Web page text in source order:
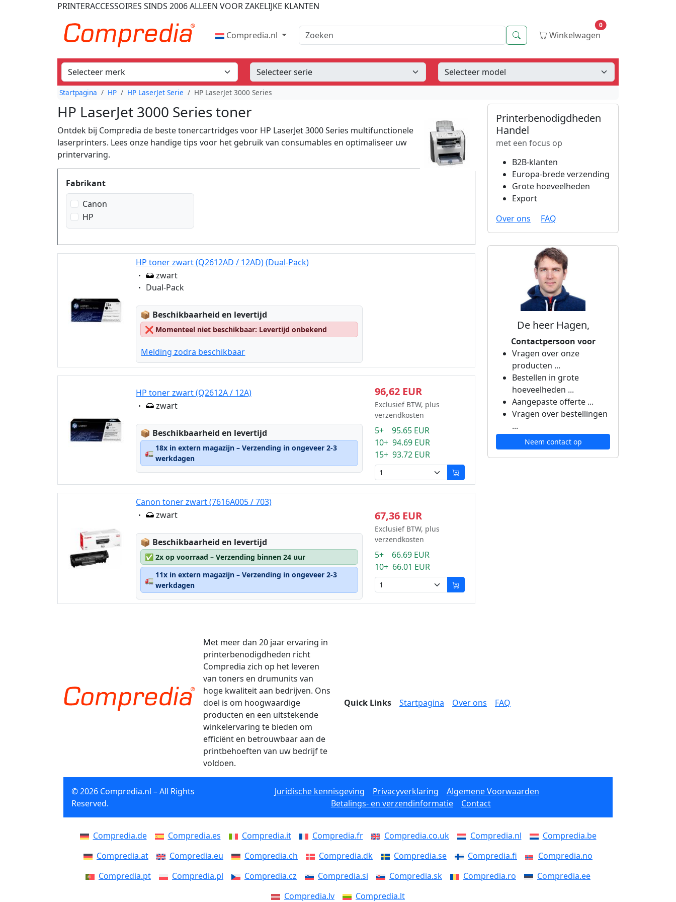
PRINTERACCESSOIRES SINDS 2006ALLEEN VOOR ZAKELIJKE KLANTEN
Compredia.nl Zoeken Zoeken Winkelwagen
0
Startpagina HP HP LaserJet Serie HP LaserJet 3000 Series
HP LaserJet 3000 Series toner
Ontdek bij Compredia de beste tonercartridges voor HP LaserJet 3000 Series multifunctionele
laserprinters. Lees onze handige tips voor het gebruik van consumables en optimaliseer uw
printervaring.
Produktfilter
Fabrikant
Canon
HP
HP toner zwart (Q2612AD / 12AD) (Dual-Pack)
Eigenschaft:
zwart
Eigenschaft:
Dual-Pack
📦 Lagerstatus:
Beschikbaarheid en levertijd
❌ Momenteel niet beschikbaar: Levertijd onbekend
Melding zodra beschikbaar
HP toner zwart (Q2612A / 12A)
Eigenschaft:
zwart
📦 Lagerstatus:
Beschikbaarheid en levertijd
🚛
18x in extern magazijn – Verzending in ongeveer 2-3
werkdagen
96,62 EUR
Exclusief BTW, plus
verzendkosten
5+ 95.65 EUR
10+ 94.69 EUR
15+ 93.72 EUR
Canon toner zwart (7616A005 / 703)
Eigenschaft:
zwart
📦 Lagerstatus:
Beschikbaarheid en levertijd
✅ 2x op voorraad – Verzending binnen 24 uur
🚛
11x in extern magazijn – Verzending in ongeveer 2-3
werkdagen
67,36 EUR
Exclusief BTW, plus
verzendkosten
5+ 66.69 EUR
10+ 66.01 EUR
Printerbenodigdheden
Handel
met een focus op
B2B-klanten
Europa-brede verzending
Grote hoeveelheden
Export
Over ons
FAQ
De heer Hagen,
Contactpersoon voor
Vragen over onze
producten ...
Bestellen in grote
hoeveelheden ...
Aangepaste offerte ...
Vragen over bestellingen
...
Neem contact op
Met meer dan 20 jaar ervaring in
printerbenodigdheden richt
Compredia zich op het leveren
van toners en drumunits van
hoge kwaliteit aan bedrijven. Ons
doel is om hoogwaardige
producten en een uitstekende
winkelervaring te bieden om
efficiënt en betrouwbaar aan de
printbehoeften van uw bedrijf te
voldoen.
Quick Links Startpagina Over ons FAQ
© 2026 Compredia.nl – All Rights
Reserved.
Juridische kennisgeving Privacyverklaring
Algemene Voorwaarden
Betalings- en verzendinformatie
Contact
Compredia.de Compredia.es Compredia.it Compredia.fr Compredia.co.uk Compredia.nl
Compredia.be
Compredia.at
Compredia.eu Compredia.ch Compredia.dk Compredia.se Compredia.fi
Compredia.no
Compredia.pt
Compredia.pl Compredia.cz Compredia.si Compredia.sk Compredia.ro
Compredia.ee
Compredia.lv
Compredia.lt